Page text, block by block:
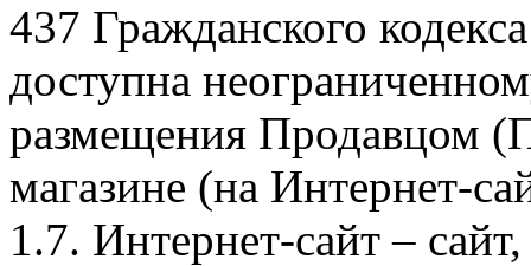
437 Гражданского
доступна
размещения Продавцом
магазине (на Интернет-
1.7. Интернет-сайт –